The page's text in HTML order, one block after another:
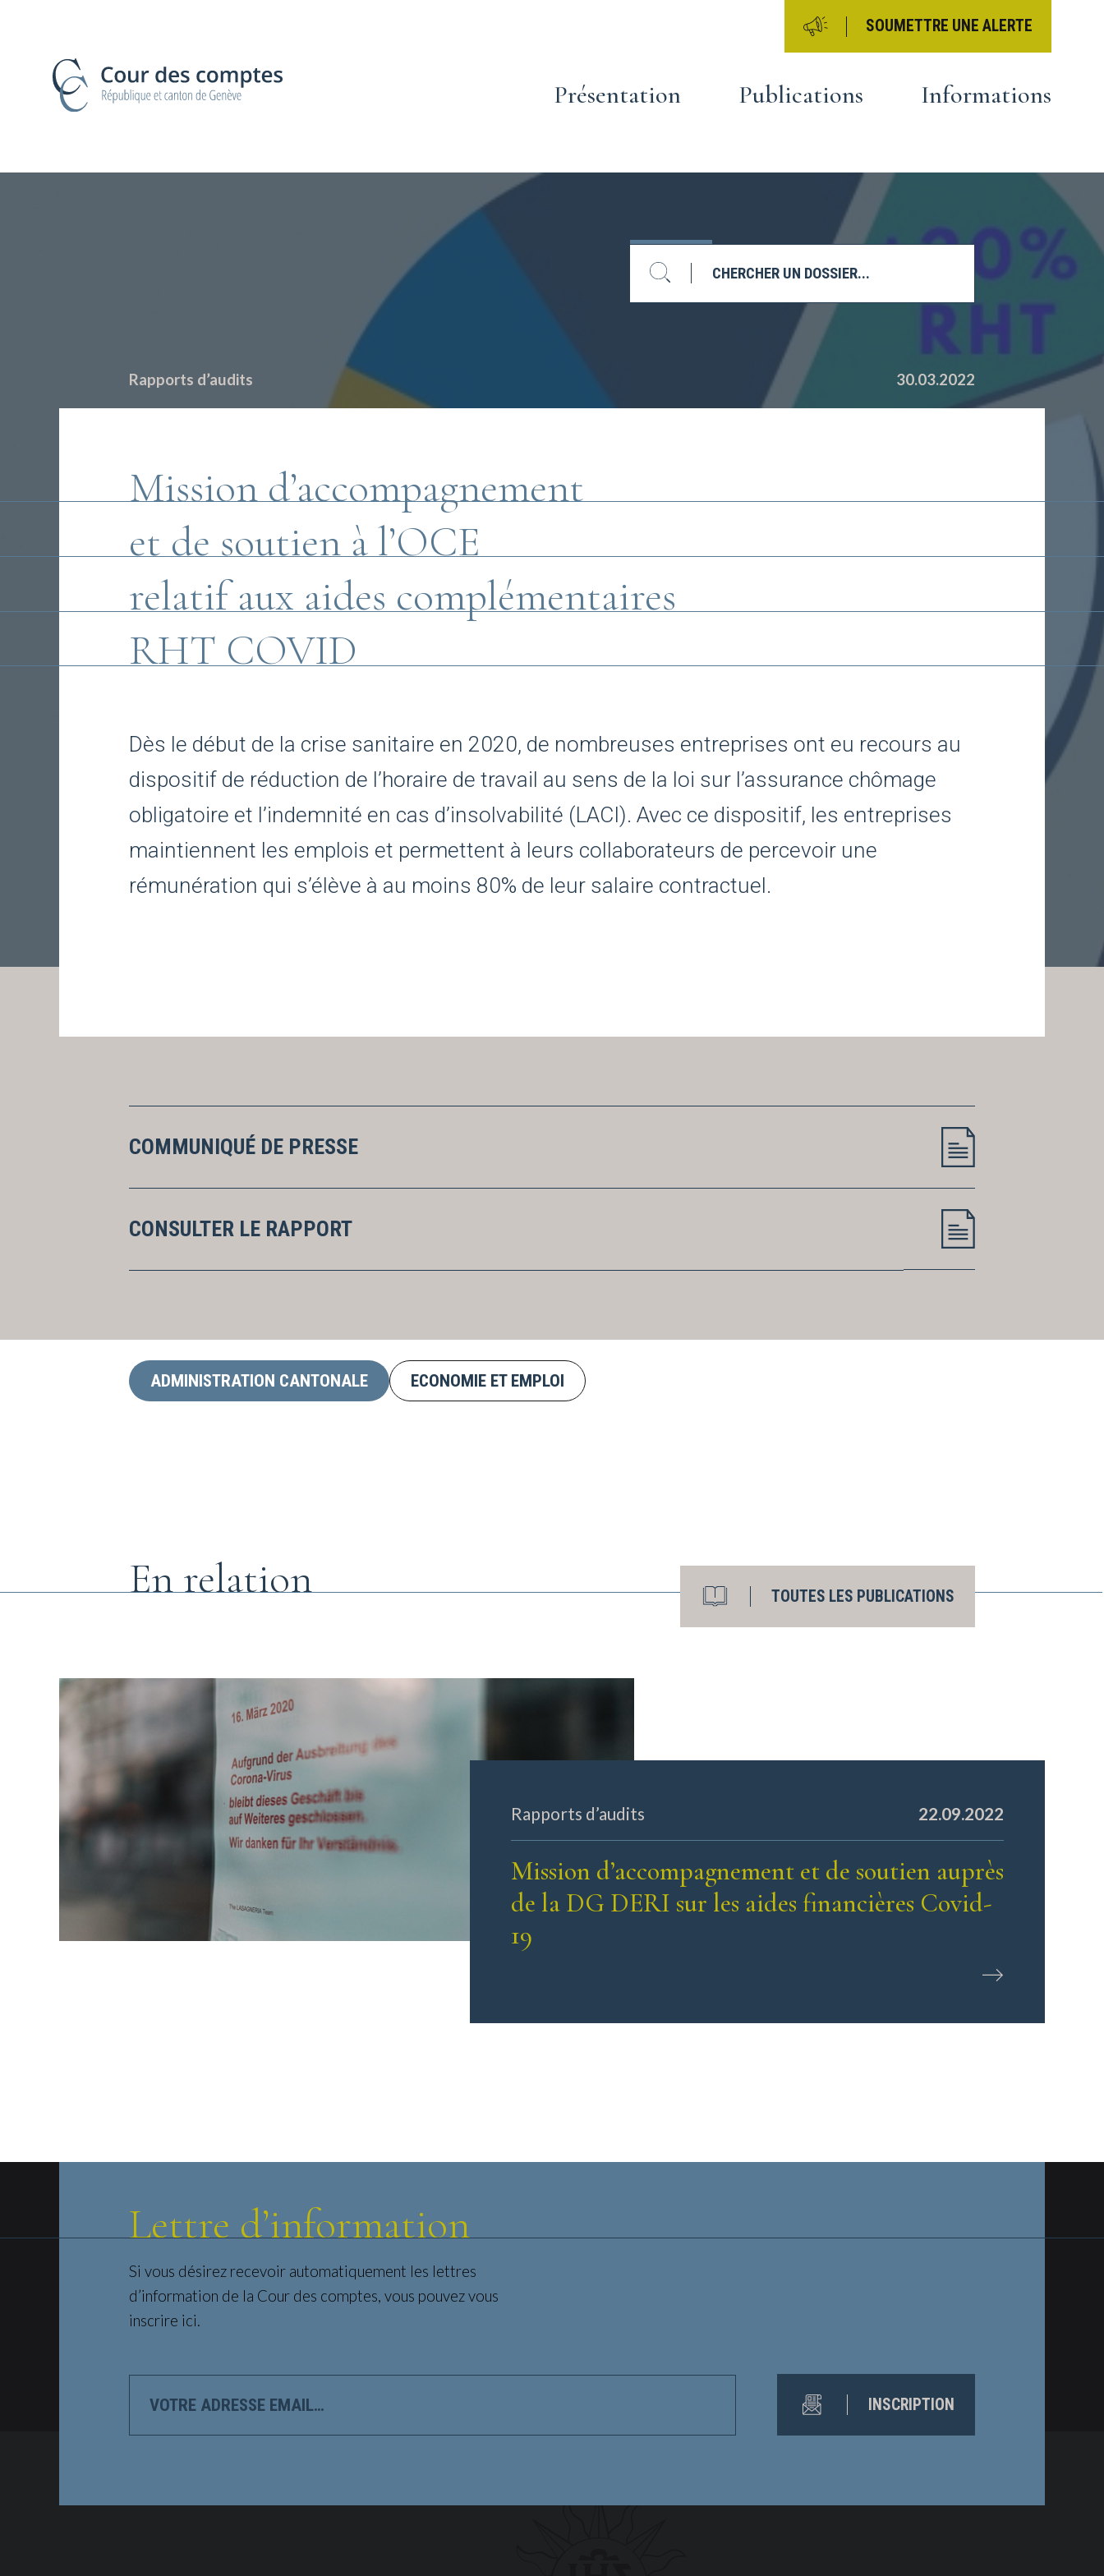
Présentation Publications Informations
SOUMETTRE UNE ALERTE
Rapports d’audits 30.03.2022
Mission d’accompagnement
et de soutien à l’OCE
relatif aux aides complémentaires
RHT COVID
Dès le début de la crise sanitaire en 2020, de nombreuses entreprises ont eu recours au
dispositif de réduction de l’horaire de travail au sens de la loi sur l’assurance chômage
obligatoire et l’indemnité en cas d’insolvabilité (LACI). Avec ce dispositif, les entreprises
maintiennent les emplois et permettent à leurs collaborateurs de percevoir une
rémunération qui s’élève à au moins 80% de leur salaire contractuel.
COMMUNIQUÉ DE PRESSE
CONSULTER LE RAPPORT
ADMINISTRATION CANTONALE ECONOMIE ET EMPLOI
En relation TOUTES LES PUBLICATIONS
Rapports d’audits 22.09.2022
Mission d’accompagnement et de soutien auprès
de la DG DERI sur les aides financières Covid-
19
Lettre d’information
Si vous désirez recevoir automatiquement les lettres
d’information de la Cour des comptes, vous pouvez vous
inscrire ici.
ADRESSE
EMAIL…
INSCRIPTION